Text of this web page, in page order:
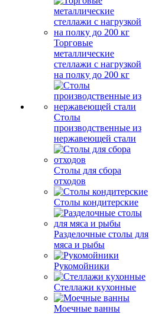
Торговые
металлические
стеллажи с нагрузкой
на полку до 200 кг
Столы
производственные из
нержавеющей стали
Столы для сбора
отходов
Столы кондитерские
Разделочные столы для
мяса и рыбы
Рукомойники
Стеллажи кухонные
Моечные ванны